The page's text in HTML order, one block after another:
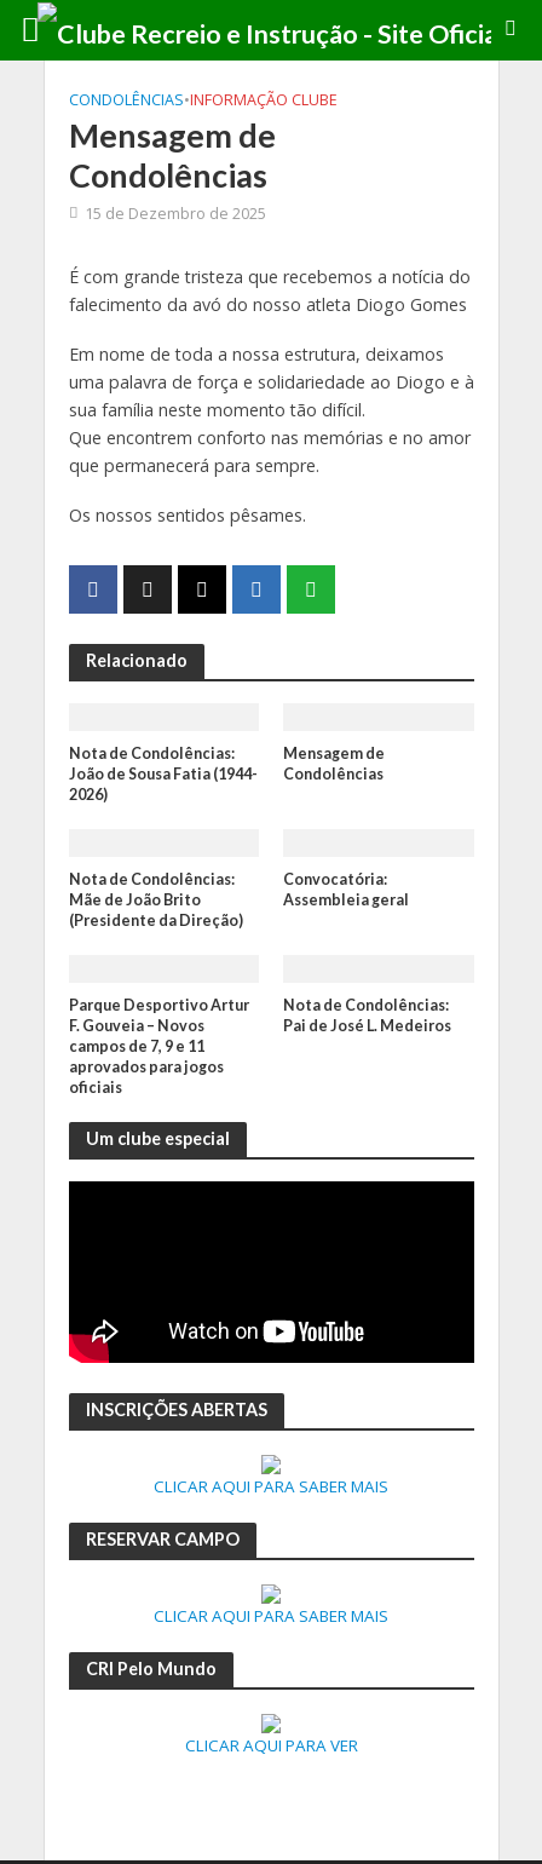
CONDOLÊNCIAS•INFORMAÇÃO CLUBE
Mensagem de
Condolências
15 de Dezembro de 2025
É com grande tristeza que recebemos a notícia do
falecimento da avó do nosso atleta Diogo Gomes
Em nome de toda a nossa estrutura, deixamos
uma palavra de força e solidariedade ao Diogo e à
sua família neste momento tão difícil.
Que encontrem conforto nas memórias e no amor
que permanecerá para sempre.
Os nossos sentidos pêsames.
Relacionado
Nota de Condolências:
João de Sousa Fatia (1944-
2026)
Mensagem de
Condolências
Nota de Condolências:
Mãe de João Brito
(Presidente da Direção)
Convocatória:
Assembleia geral
Parque Desportivo Artur
F. Gouveia – Novos
campos de 7, 9 e 11
aprovados para jogos
oficiais
Nota de Condolências:
Pai de José L. Medeiros
Um clube especial
INSCRIÇÕES ABERTAS
CLICAR AQUI PARA SABER MAIS
RESERVAR CAMPO
CLICAR AQUI PARA SABER MAIS
CRI Pelo Mundo
CLICAR AQUI PARA VER